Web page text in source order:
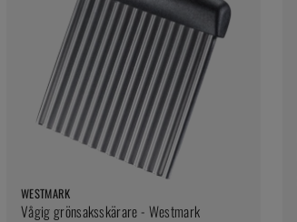
WESTMARK
Vågig grönsaksskärare - Westmark